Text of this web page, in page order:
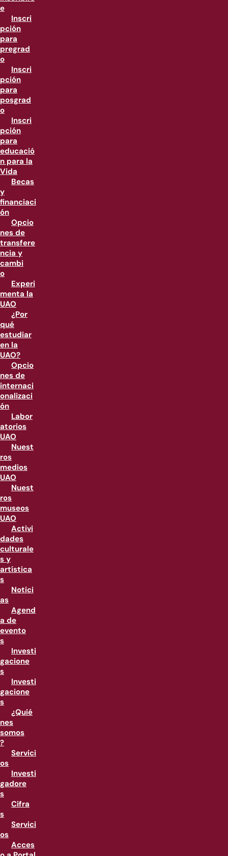
e
Inscri
pción
para
pregrad
o
Inscri
pción
para
posgrad
o
Inscri
pción
para
educació
n para la
Vida
Becas
y
financiaci
ón
Opcio
nes de
transfere
ncia y
cambi
o
Experi
menta la
UAO
¿Por
qué
estudiar
en la
UAO?
Opcio
nes de
internaci
onalizaci
ón
Labor
atorios
UAO
Nuest
ros
medios
UAO
Nuest
ros
museos
UAO
Activi
dades
culturale
s y
artística
s
Notici
as
Agend
a de
evento
s
Investi
gacione
s
Investi
gacione
s
¿Quié
nes
somos
?
Servici
os
Investi
gadore
s
Cifra
s
Servici
os
Acces